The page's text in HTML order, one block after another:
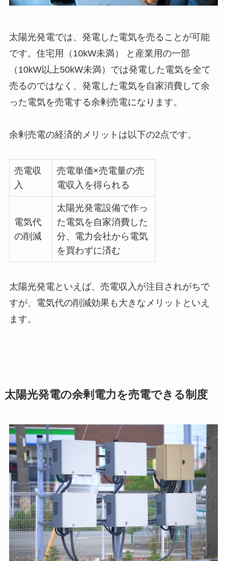
太陽光発電では、発電した電気を売ることが可能
です。住宅用（10kW未満） と産業用の一部
（10kW以上50kW未満）では発電した電気を全て
売るのではなく、発電した電気を自家消費して余
った電気を売電する余剰売電になります。
余剰売電の経済的メリットは以下の2点です。
売電収
入
売電単価×売電量の売
電収入を得られる
電気代
の削減
太陽光発電設備で作っ
た電気を自家消費した
分、電力会社から電気
を買わずに済む
太陽光発電といえば、売電収入が注目されがちで
すが、電気代の削減効果も大きなメリットといえ
ます。
太陽光発電の余剰電力を売電できる制度